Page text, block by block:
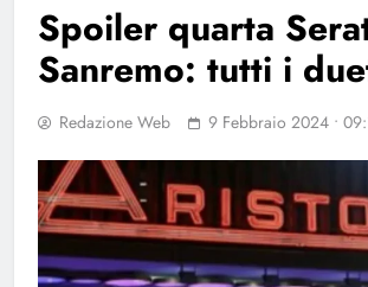
Spoiler quarta
Sanremo: tutti i
Redazione Web 9 Febbraio 2024 •